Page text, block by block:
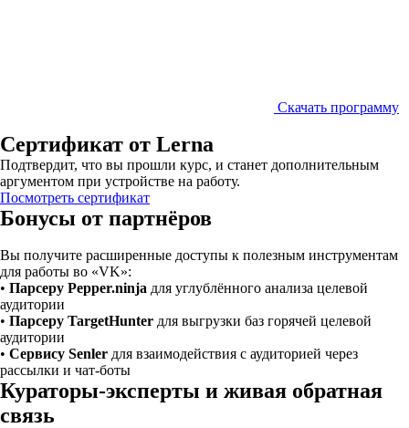
Скачать программу
Сертификат от Lerna
Подтвердит, что вы прошли курс, и станет дополнительным
аргументом при устройстве на работу.
Посмотреть сертификат
Бонусы от партнёров
Вы получите расширенные доступы к полезным инструментам
для работы во «VK»:
• Парсеру Pepper.ninja для углублённого анализа целевой
аудитории
• Парсеру TargetHunter для выгрузки баз горячей целевой
аудитории
• Сервису Senler для взаимодействия с аудиторией через
рассылки и чат-боты
Кураторы-эксперты и живая обратная
связь